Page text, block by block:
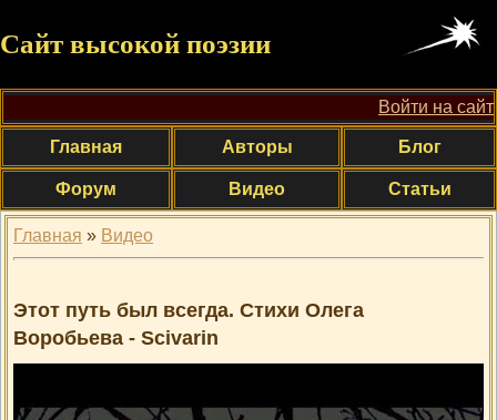
Сайт высокой поэзии
Войти на сайт
Главная Авторы Блог
Форум Видео Статьи
Главная » Видео
Этот путь был всегда. Стихи Олега
Воробьева - Scivarin